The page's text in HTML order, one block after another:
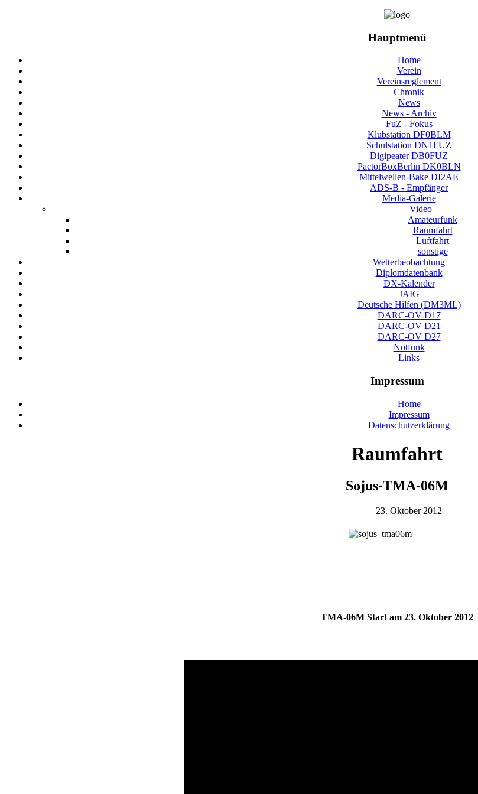
Hauptmenü
Home
Verein
Vereinsreglement
Chronik
News
News - Archiv
FuZ - Fokus
Klubstation DF0BLM
Schulstation DN1FUZ
Digipeater DB0FUZ
PactorBoxBerlin DK0BLN
Mittelwellen-Bake DI2AE
ADS-B - Empfänger
Media-Galerie
Video
Amateurfunk
Raumfahrt
Luftfahrt
sonstige
Wetterbeobachtung
Diplomdatenbank
DX-Kalender
JAIG
Deutsche Hilfen (DM3ML)
DARC-OV D17
DARC-OV D21
DARC-OV D27
Notfunk
Links
Impressum
Home
Impressum
Datenschutzerklärung
Raumfahrt
Sojus-TMA-06M
23. Oktober 2012
TMA-06M Start am 23. Oktober 2012